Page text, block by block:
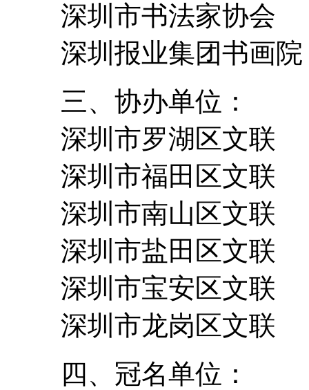
深圳市书法家协会
深圳报业集团书画院
三、协办单位：
深圳市罗湖区文联
深圳市福田区文联
深圳市南山区文联
深圳市盐田区文联
深圳市宝安区文联
深圳市龙岗区文联
四、冠名单位：